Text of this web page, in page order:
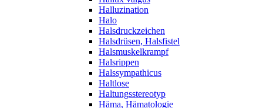
Halluzination
Halo
Halsdruckzeichen
Halsdrüsen, Halsfistel
Halsmuskelkrampf
Halsrippen
Halssympathicus
Haltlose
Haltungsstereotyp
Häma, Hämatologie